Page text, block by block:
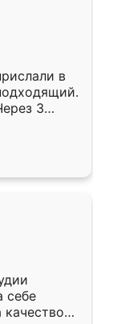
в
3
себе
качеством